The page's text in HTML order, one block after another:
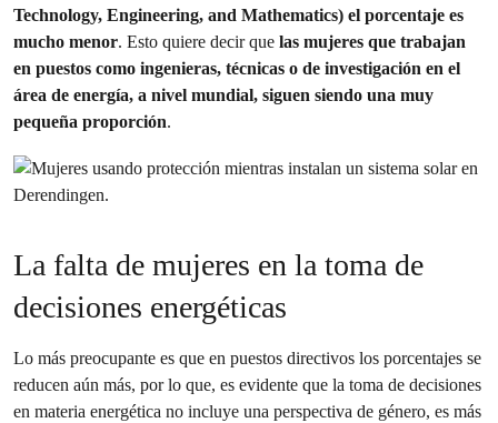
Technology, Engineering, and Mathematics) el porcentaje es
mucho menor. Esto quiere decir que las mujeres que trabajan
en puestos como ingenieras, técnicas o de investigación en el
área de energía, a nivel mundial, siguen siendo una muy
pequeña proporción.
La falta de mujeres en la toma de
decisiones energéticas
Lo más preocupante es que en puestos directivos los porcentajes se
reducen aún más, por lo que, es evidente que la toma de decisiones
en materia energética no incluye una perspectiva de género, es más